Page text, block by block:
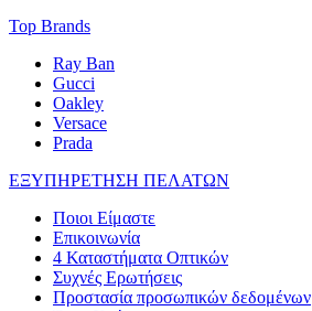
Top Brands
Ray Ban
Gucci
Oakley
Versace
Prada
ΕΞΥΠΗΡΕΤΗΣΗ ΠΕΛΑΤΩΝ
Ποιοι Είμαστε
Επικοινωνία
4 Καταστήματα Οπτικών
Συχνές Ερωτήσεις
Προστασία προσωπικών δεδομένων